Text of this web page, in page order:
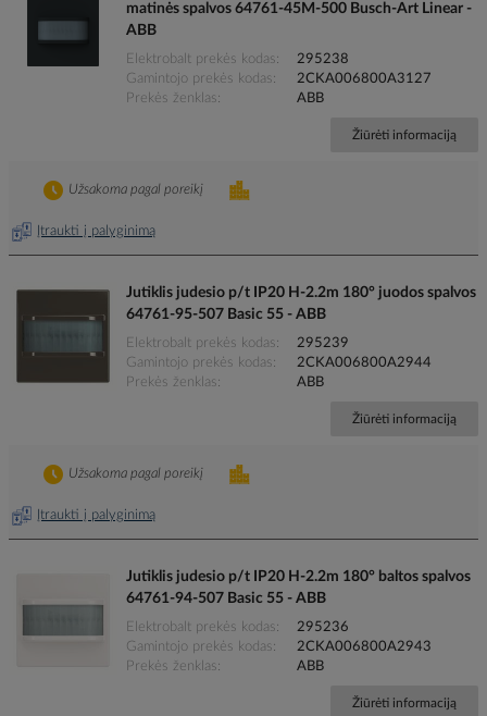
matinės spalvos 64761-45M-500 Busch-Art Linear -
ABB
Elektrobalt prekės kodas
295238
Gamintojo prekės kodas
2CKA006800A3127
Prekės ženklas
ABB
Žiūrėti informaciją
Įtraukti į palyginimą
Užsakoma pagal poreikį
Jutiklis judesio p/t IP20 H-2.2m 180° juodos spalvos
64761-95-507 Basic 55 - ABB
Elektrobalt prekės kodas
295239
Gamintojo prekės kodas
2CKA006800A2944
Prekės ženklas
ABB
Žiūrėti informaciją
Įtraukti į palyginimą
Užsakoma pagal poreikį
Jutiklis judesio p/t IP20 H-2.2m 180° baltos spalvos
64761-94-507 Basic 55 - ABB
Elektrobalt prekės kodas
295236
Gamintojo prekės kodas
2CKA006800A2943
Prekės ženklas
ABB
Žiūrėti informaciją